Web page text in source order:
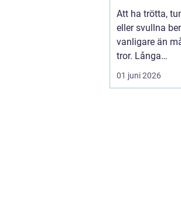
vardagen
Att ha trötta,
eller svullna
vanligare än
tror. Långa
arbetsdagar på
hårda golv, ...
01 juni 2026